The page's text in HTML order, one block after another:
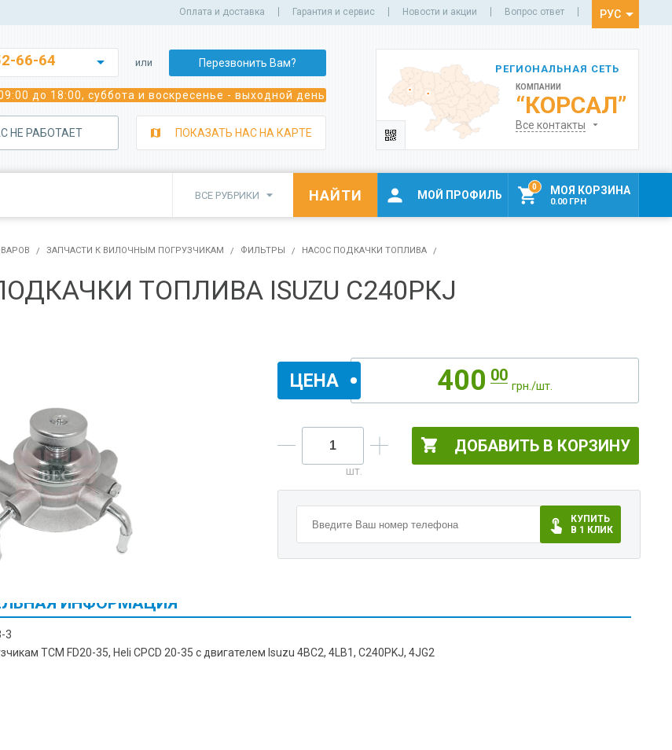
Оплата и доставка Гарантия и сервис Новости и акции Вопрос ответ РУС
66-64

70-02
05-92
82-22
или Перезвонить Вам?
до 18:00, суббота и воскресенье - выходной день
НЕ РАБОТАЕТ ПОКАЗАТЬ НАС НА КАРТЕ
РЕГИОНАЛЬНАЯ СЕТЬ
КОМПАНИИ
“КОРСАЛ”
Все контакты
ВСЕ РУБРИКИ   МОЙ ПРОФИЛЬ 
0 МОЯ КОРЗИНА
0.00 ГРН
ЗАПЧАСТИ К ВИЛОЧНЫМ ПОГРУЗЧИКАМ ФИЛЬТРЫ НАСОС ПОДКАЧКИ ТОПЛИВА
ТОПЛИВА ISUZU С240РКЈ
400 00
грн./шт.
ЦЕНА
ДОБАВИТЬ В КОРЗИНУ
КУПИТЬ
В 1 КЛИК
ИНФОРМАЦИЯ
3
TCM FD20-35, Heli CPCD 20-35 с двигателем Isuzu 4BC2, 4LB1, C240PKJ, 4JG2